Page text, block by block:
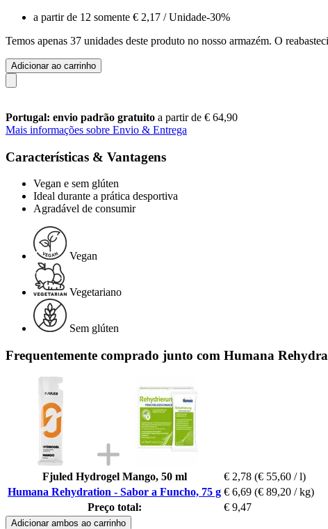
a partir de 12 somente € 2,17 / Unidade-30%
Temos apenas 37 unidades deste produto no nosso armazém. O
Adicionar ao carrinho
Portugal: envio padrão gratuito a partir de € 64,90
Mais informações sobre Envio & Entrega
Características & Vantagens
Vegan e sem glúten
Ideal durante a prática desportiva
Agradável de consumir
Vegan
Vegetariano
Sem glúten
Frequentemente comprado junto com Humana
Fjuled Hydrogel Mango, 50 ml € 2,78 (€ 55,60 / l)
Humana Rehydration - Sabor a Funcho, 75 g € 6,69 (€ 89,20 / kg)
Preço total:
€ 9,47
Adicionar ambos ao carrinho